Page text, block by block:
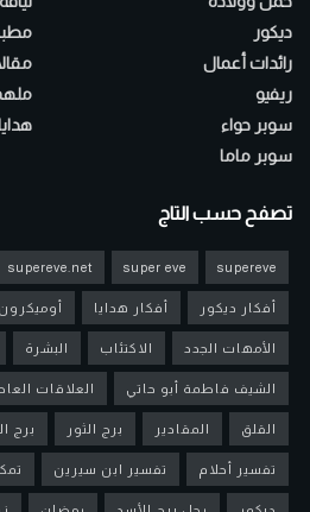
ديكور
رائدات أعمال
ريفيو
سوبر حواء
سوبر ماما
تصفح حسب التاج
supereve
super eve
supereve.net
أفكار ديكور أفكار هدايا أوميكرون
الأمهات الجدد الاكتئاب البشرة
الشيف فاطمة أبو حاتي العلاقات
القلق المقادير برج الثور برج
تفسير أحلام تفسير ابن سيرين
ديكور رجل برج الأسد رمضان